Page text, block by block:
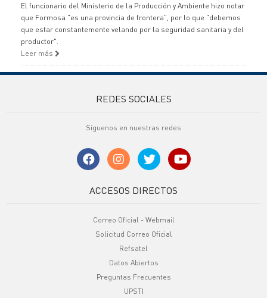
El funcionario del Ministerio de la Producción y Ambiente hizo notar
que Formosa "es una provincia de frontera", por lo que "debemos
que estar constantemente velando por la seguridad sanitaria y del
productor".
Leer más
REDES SOCIALES
Síguenos en nuestras redes
ACCESOS DIRECTOS
Correo Oficial - Webmail
Solicitud Correo Oficial
Refsatel
Datos Abiertos
Preguntas Frecuentes
UPSTI